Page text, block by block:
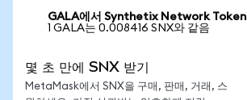
GALA에서 Synthetix Network Token
1 GALA는 0.008416 SNX와 같음
몇 초 만에 SNX 받기
MetaMask에서 SNX을 구매, 판매, 거래, 스